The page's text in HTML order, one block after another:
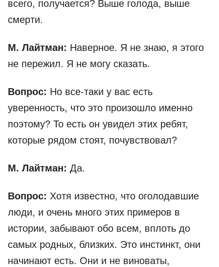
всего, получается? Выше голода, выше
смерти.
М. Лайтман: Наверное. Я не знаю, я этого
не пережил. Я не могу сказать.
Вопрос: Но все-таки у вас есть
уверенность, что это произошло именно
поэтому? То есть он увидел этих ребят,
которые рядом стоят, почувствовал?
М. Лайтман: Да.
Вопрос: Хотя известно, что оголодавшие
люди, и очень много этих примеров в
истории, забывают обо всем, вплоть до
самых родных, близких. Это инстинкт, они
начинают есть. Они и не виноваты,